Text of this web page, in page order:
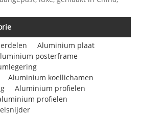
Aluminium plaat
posterframe
Aluminium koellichamen
Aluminium profielen
profielen